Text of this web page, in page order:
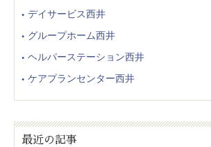
デイサービス西井
グループホーム西井
ヘルパーステーション西井
ケアプランセンター西井
最近の記事